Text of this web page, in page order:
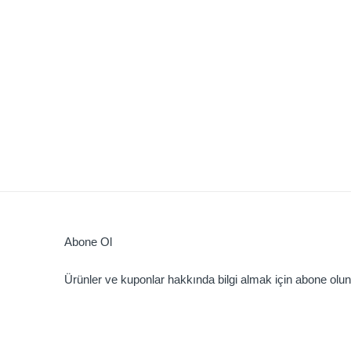
Abone Ol
Ürünler ve kuponlar hakkında bilgi almak için abone